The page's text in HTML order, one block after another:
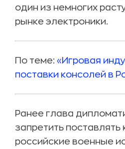
один из немногих
рынке электроники.
По теме: «Игровая
поставки консолей в
Ранее глава
запретить
российские военные